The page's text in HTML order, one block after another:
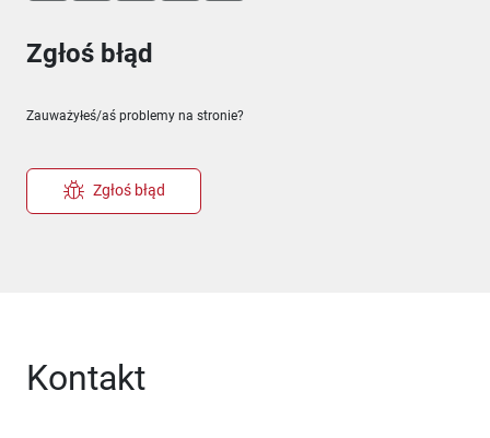
Zgłoś błąd
Zauważyłeś/aś problemy na stronie?
Zgłoś błąd
Kontakt